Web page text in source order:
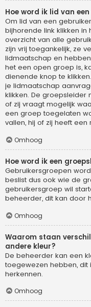
Hoe word ik lid van
Om lid van een
bijhorende link klikken
overzicht van alle
zijn vrij toegankelijk, ze
lidmaatschap en
het een open groep is,
dienende knop te
je lidmaatschap
klikken. De groepsleider
of zij vraagt mogelijk
een groep toegelaten
vallen, hij of zij heeft
Omhoog
Hoe word ik een
Gebruikersgroepen
beslist dus ook wie de
gebruikersgroep wil
beheerder, dit kan door
Omhoog
Waarom staan
andere kleur?
De beheerder kan een
toegewezen hebben,
herkennen.
Omhoog